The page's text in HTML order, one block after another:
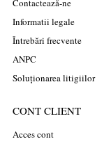
Contactează-ne
Informatii legale
Întrebări frecvente
ANPC
Soluționarea litigiilor
CONT CLIENT
Acces cont